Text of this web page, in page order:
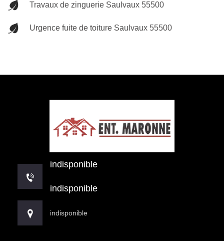
Travaux de zinguerie Saulvaux 55500
Urgence fuite de toiture Saulvaux 55500
indisponible
indisponible
indisponible